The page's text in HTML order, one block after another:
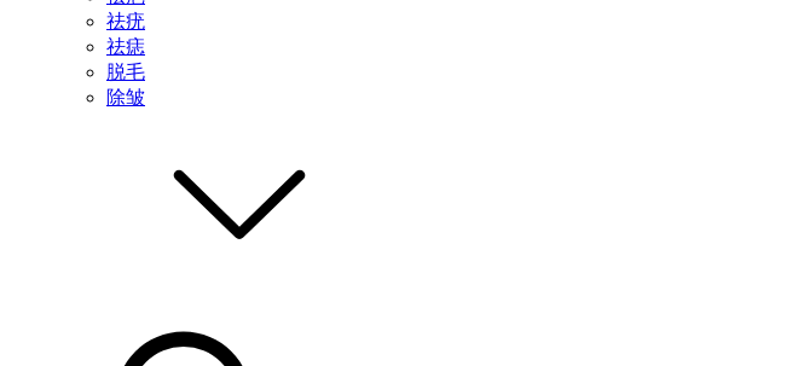
祛疣
祛痣
脱毛
除皱